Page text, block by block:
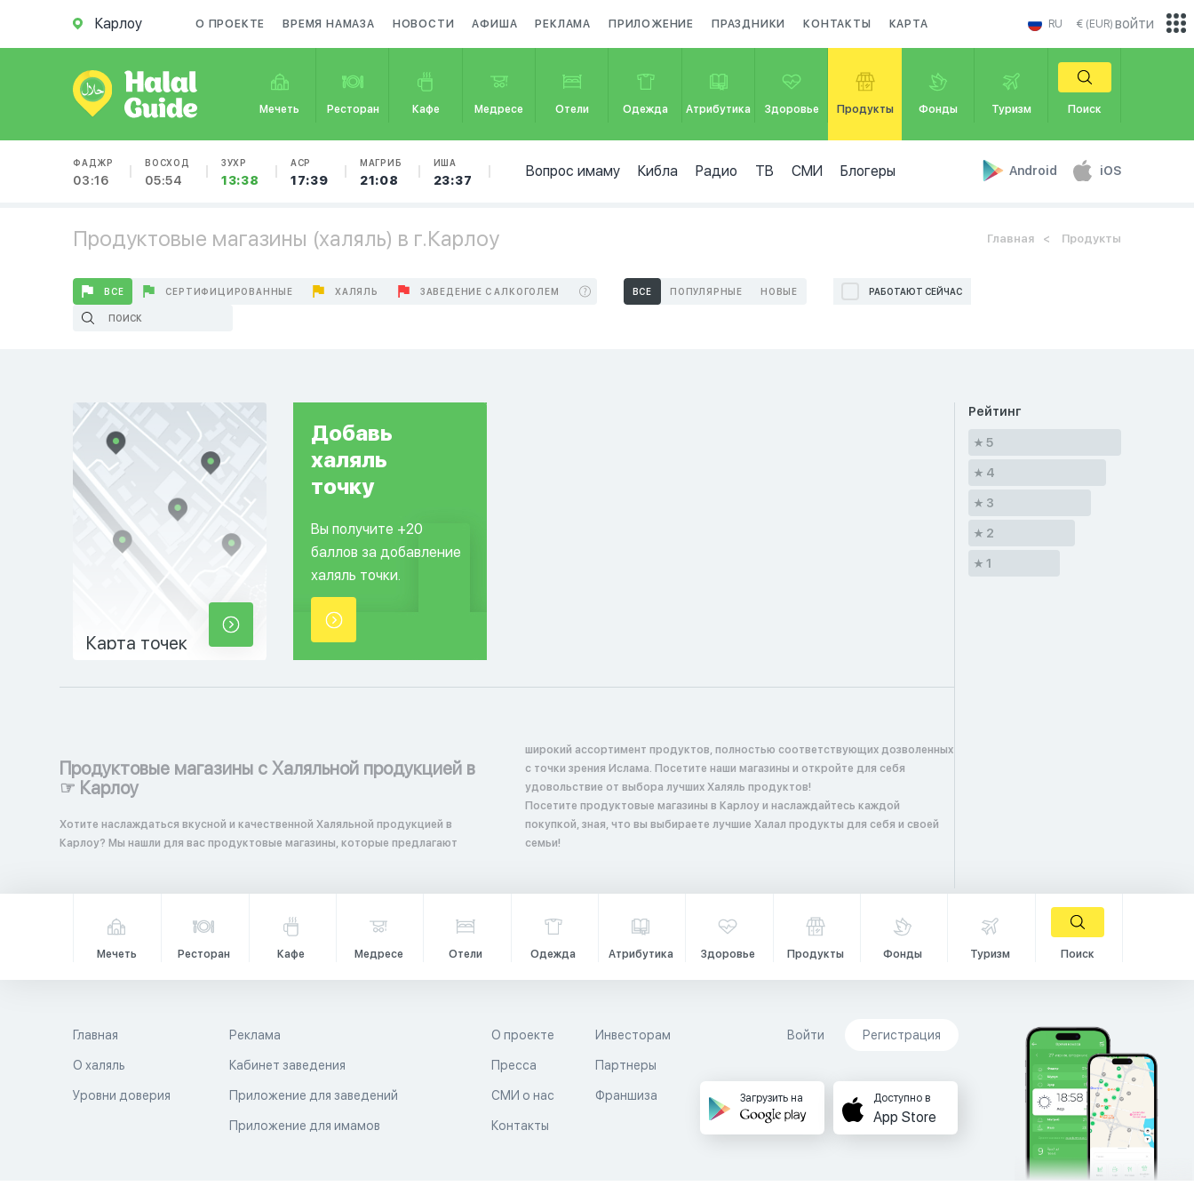
Карлоу О ПРОЕКТЕ ВРЕМЯ НАМАЗА НОВОСТИ АФИША РЕКЛАМА ПРИЛОЖЕНИЕ ПРАЗДНИКИ КОНТАКТЫ КАРТА RU € (EUR)
Мечеть Ресторан Кафе Медресе Отели Одежда Атрибутика Здоровье Продукты Фонды Туризм Поиск
ФАДЖР
03:16
ВОСХОД
05:54
ЗУХР
13:38
АСР
17:39
МАГРИБ
21:08
ИША
23:37
Вопрос имаму Кибла Радио ТВ СМИ Блогеры Android iOS
войти
Продуктовые магазины (халяль) в г.Карлоу Главная Продукты
ВСЕ СЕРТИФИЦИРОВАННЫЕ ХАЛЯЛЬ ЗАВЕДЕНИЕ С АЛКОГОЛЕМ ВСЕ ПОПУЛЯРНЫЕ НОВЫЕ РАБОТАЮТ СЕЙЧАС
Карта точек
Добавь
халяль
точку
Вы получите +20
баллов за добавление
халяль точки.
Продуктовые магазины с Халяльной продукцией в
☞ Карлоу
Хотите наслаждаться вкусной и качественной Халяльной продукцией в
Карлоу? Мы нашли для вас продуктовые магазины, которые предлагают
широкий ассортимент продуктов, полностью соответствующих дозволенных
с точки зрения Ислама. Посетите наши магазины и откройте для себя
удовольствие от выбора лучших Халяль продуктов!
Посетите продуктовые магазины в Карлоу и наслаждайтесь каждой
покупкой, зная, что вы выбираете лучшие Халал продукты для себя и своей
семьи!
Рейтинг
5
4
3
2
1
Мечеть Ресторан Кафе Медресе Отели Одежда Атрибутика Здоровье Продукты Фонды Туризм Поиск
Главная
О халяль
Уровни доверия
Реклама
Кабинет заведения
Приложение для заведений
Приложение для имамов
О проекте
Пресса
СМИ о нас
Контакты
Инвесторам
Партнеры
Франшиза
Войти Регистрация
Загрузить на Доступно в
App Store